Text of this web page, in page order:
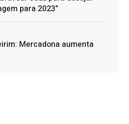
para 2023”
Mercadona aumenta